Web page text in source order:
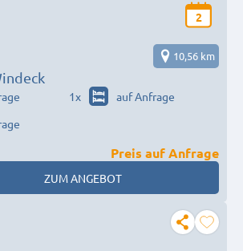
2
10,56 km
1x
auf Anfrage
Preis auf Anfrage
ZUM ANGEBOT